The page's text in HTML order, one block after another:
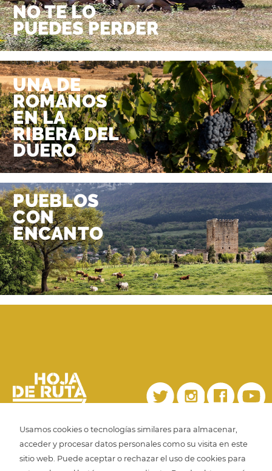
Usamos cookies o tecnologías similares para almacenar,
acceder y procesar datos personales como su visita en este
sitio web. Puede aceptar o rechazar el uso de cookies para
NO TE LO
PUEDES PERDER
UNA DE
ROMANOS
EN LA
RIBERA DEL
DUERO
PUEBLOS
CON
ENCANTO
Copyright 2022. Editorial Hoja de Ruta.